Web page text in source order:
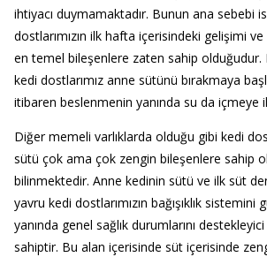
ihtiyacı duymamaktadır. Bunun ana sebebi
dostlarımızın ilk hafta içerisindeki gelişimi
en temel bileşenlere zaten sahip olduğudur.
kedi dostlarımız anne sütünü bırakmaya
itibaren beslenmenin yanında su da içmeye
Diğer memeli varlıklarda olduğu gibi kedi
sütü çok ama çok zengin bileşenlere sahip
bilinmektedir. Anne kedinin sütü ve ilk süt
yavru kedi dostlarımızın bağışıklık sistemini
yanında genel sağlık durumlarını
sahiptir. Bu alan içerisinde süt içerisinde